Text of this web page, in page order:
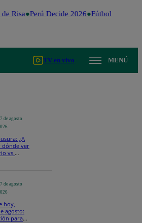
Risa Perú Decide 2026 Fútbol peruano
TV en vivo MENÚ
de agosto
¿A
dónde ver
vs.
de agosto
hoy,
agosto:
para